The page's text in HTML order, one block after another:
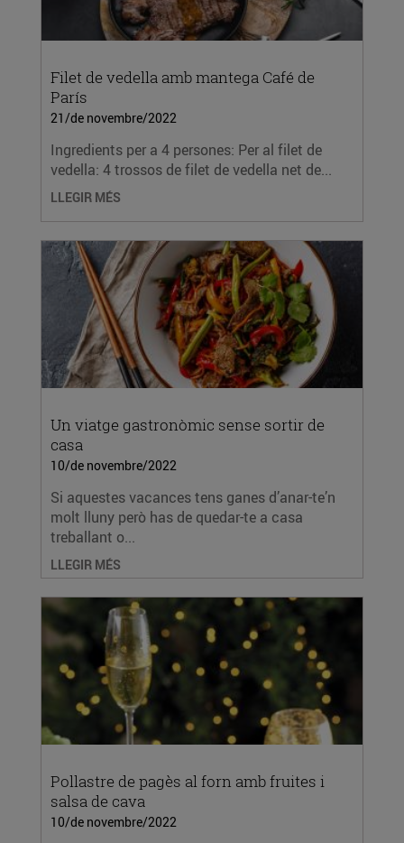
Filet de vedella amb mantega Café de
París
21/de novembre/2022
Ingredients per a 4 persones: Per al filet de
vedella: 4 trossos de filet de vedella net de...
LLEGIR MÉS
Un viatge gastronòmic sense sortir de
casa
10/de novembre/2022
Si aquestes vacances tens ganes d’anar-te’n
molt lluny però has de quedar-te a casa
treballant o...
LLEGIR MÉS
Pollastre de pagès al forn amb fruites i
salsa de cava
10/de novembre/2022